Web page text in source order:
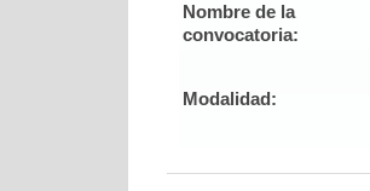
Nombre de la
convocatoria:
Modalidad: